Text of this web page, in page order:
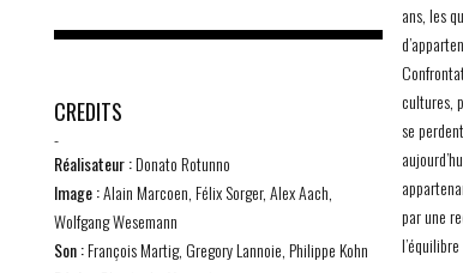
ans, les
cultures,
se
par une
CREDITS
-
Réalisateur :Donato Rotunno
Image :Alain Marcoen, Félix Sorger, Alex Aach,
Wolfgang Wesemann
Son :François Martig, Gregory Lannoie, Philippe Kohn